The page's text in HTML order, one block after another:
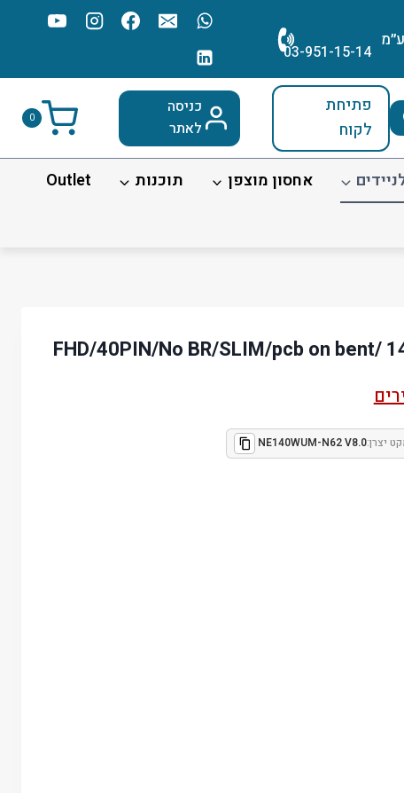
03-951-15-14
פתיחת
לקוח
כניסה
לאתר
0
אחסון מוצפן תוכנות
Outlet
יצרן:NE140WUM-N62 V8.0